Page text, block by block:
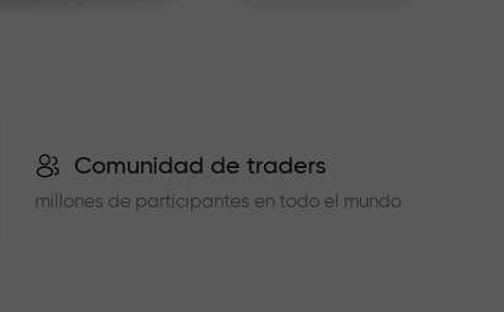
Comunidad de traders
millones de participantes en todo el mundo